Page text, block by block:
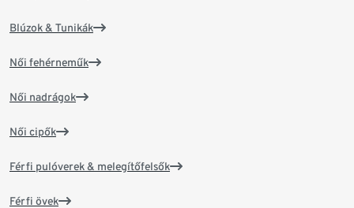
Blúzok & Tunikák
Női fehérneműk
Női nadrágok
Női cipők
Férfi pulóverek & melegítőfelsők
Férfi övek